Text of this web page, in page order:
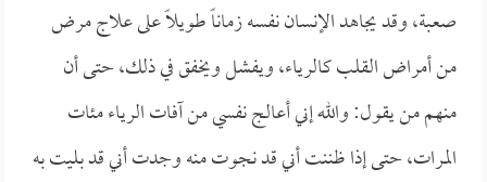
صعبة، وقد يجاهد الإنسان نفسه زماناً طويلاً على علاج مرض
من أمراض القلب كالرياء، ويفشل ويخفق في ذلك، حتى أن
منهم من يقول: والله إني أعالج نفسي من آفات الرياء مئات
المرات، حتى إذا ظننت أني قد نجوت منه وجدت أني قد بليت به